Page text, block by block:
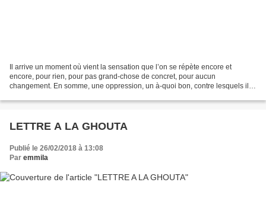
Il arrive un moment où vient la sensation que l’on se répète encore et
encore, pour rien, pour pas grand-chose de concret, pour aucun
changement. En somme, une oppression, un à-quoi bon, contre lesquels il
LETTRE A LA GHOUTA
Publié le 26/02/2018 à 13:08
Par emmila